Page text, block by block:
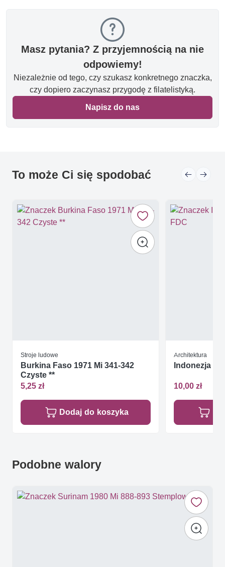
Masz pytania? Z przyjemnością na nie
odpowiemy!
Niezależnie od tego, czy szukasz konkretnego znaczka,
czy dopiero zaczynasz przygodę z filatelistyką.
Napisz do nas
To może Ci się spodobać
Stroje ludowe
Burkina Faso 1971 Mi 341-342
Czyste **
5,25 zł
Dodaj do koszyka
Architektura
Indonezja
10,00 zł
Podobne walory